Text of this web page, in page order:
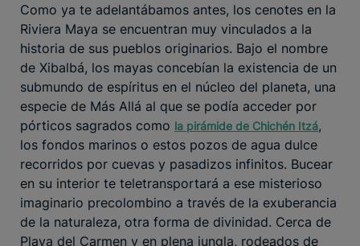
Como ya te adelantábamos antes, los cenotes en la
Riviera Maya se encuentran muy vinculados a la
historia de sus pueblos originarios. Bajo el nombre
de Xibalbá, los mayas concebían la existencia de un
submundo de espíritus en el núcleo del planeta, una
especie de Más Allá al que se podía acceder por
pórticos sagrados como la pirámide de Chichén Itzá,
los fondos marinos o estos pozos de agua dulce
recorridos por cuevas y pasadizos infinitos. Bucear
en su interior te teletransportará a ese misterioso
imaginario precolombino a través de la exuberancia
de la naturaleza, otra forma de divinidad. Cerca de
Playa del Carmen y en plena jungla, rodeados de